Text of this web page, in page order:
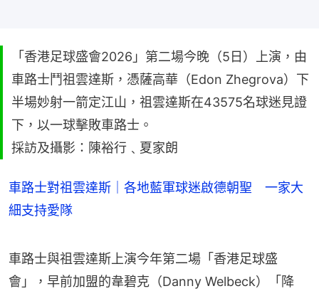
「香港足球盛會2026」第二場今晚（5日）上演，由
車路士鬥祖雲達斯，憑薩高華（Edon Zhegrova）下
半場妙射一箭定江山，祖雲達斯在43575名球迷見證
下，以一球擊敗車路士。
採訪及攝影：陳裕行﹑夏家朗
車路士對祖雲達斯｜各地藍軍球迷啟德朝聖 一家大
細支持愛隊
車路士與祖雲達斯上演今年第二場「香港足球盛
會」，早前加盟的韋碧克（Danny Welbeck）「降